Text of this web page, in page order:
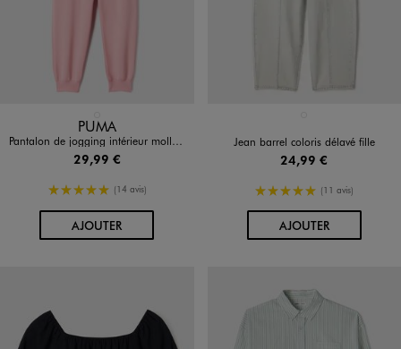
Disponible en 1 coloris
PUMA
Pantalon de jogging intérieur molletonné fille - Puma
29,99 €
5/5 de moyenne
(14 avis)
AJOUTERAU PANIER
Jean barrel coloris délavé fille
24,99 €
5/5 de moyenne
(11 avis)
AJOUTERAU PANIER